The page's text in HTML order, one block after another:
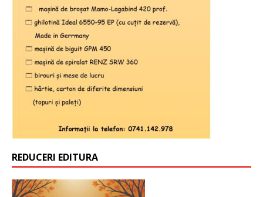
REDUCERI EDITURA